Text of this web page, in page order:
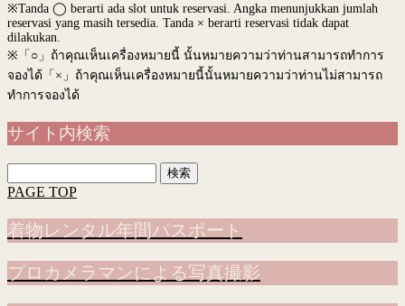
※Tanda ◯ berarti ada slot untuk reservasi. Angka menunjukkan jumlah
reservasi yang masih tersedia. Tanda × berarti reservasi tidak dapat
dilakukan.
※ 「○」ถ้าคุณเห็นเครื่องหมายนี้ นั้นหมายความว่าท่านสามารถทำการ
จองได้「×」ถ้าคุณเห็นเครื่องหมายนี้นั้นหมายความว่าท่านไม่สามารถ
ทำการจองได้
サイト内検索
索:
PAGE TOP
着物レンタル年間パスポート
プロカメラマンによる写真撮影